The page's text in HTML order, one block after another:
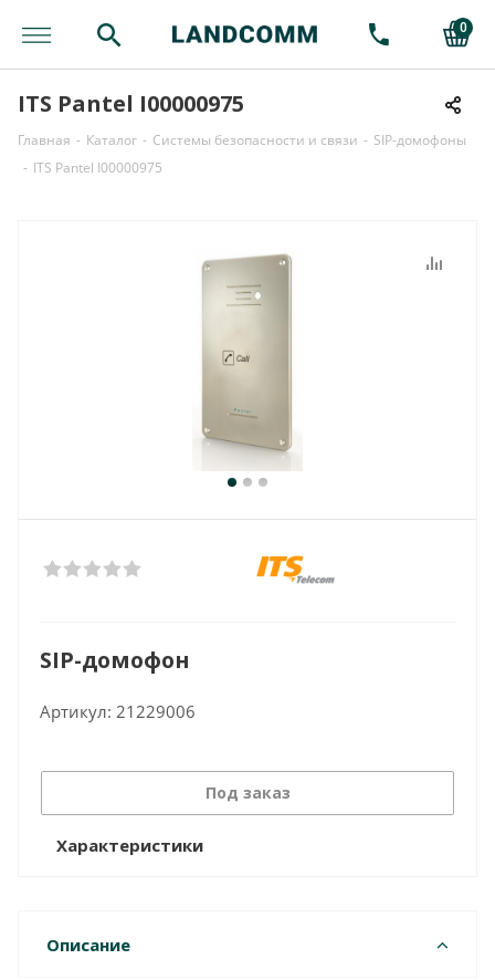
0
ITS Pantel I00000975
Главная - Каталог - Системы безопасности и связи - SIP-домофоны
- ITS Pantel I00000975
SIP-домофон
Артикул: 21229006
Под заказ
Характеристики
Описание